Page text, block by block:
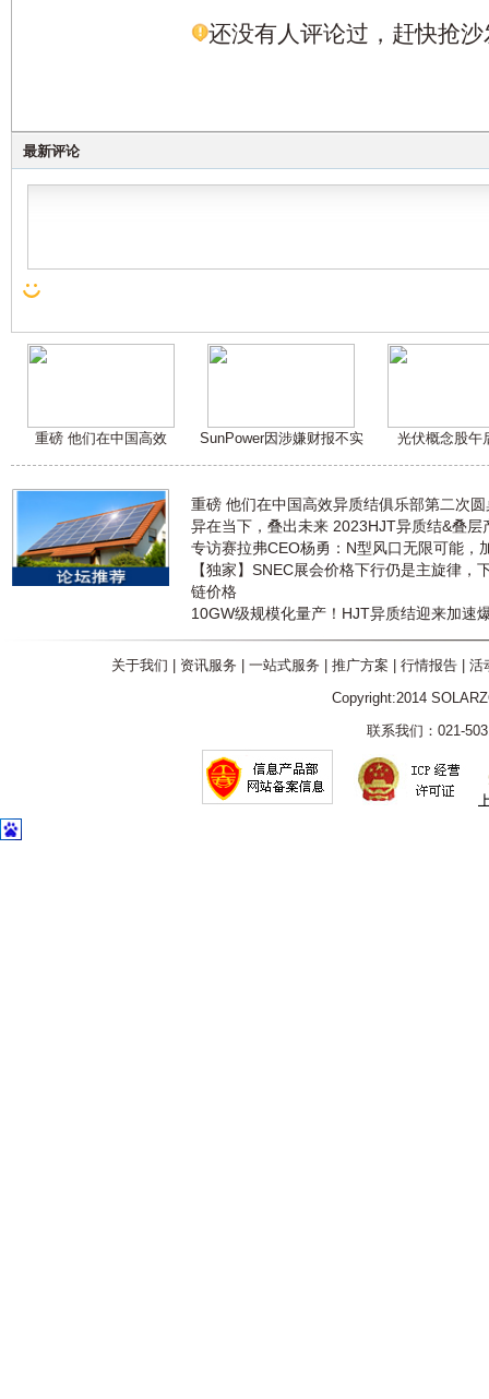
还没有人评论过，赶快抢沙
最新评论
重磅 他们在中国高效 SunPower因涉嫌财报不实 光伏概念股午
重磅 他们在中国高效异质结俱乐部第二次
异在当下，叠出未来 2023HJT异质结&叠层
专访赛拉弗CEO杨勇：N型风口无限可能，
【独家】SNEC展会价格下行仍是主旋律，
链价格
10GW级规模化量产！HJT异质结迎来加速
关于我们 资讯服务 一站式服务 推广方案 行情报告| 活
Copyright:2014
联系我们：021-